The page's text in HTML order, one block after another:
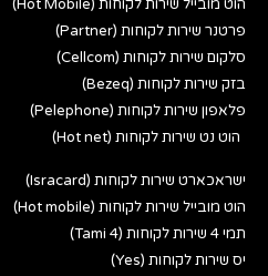
הוט מובייל שירות לקוחות (Hot Mobile)
פרטנר שירות לקוחות (Partner)
סלקום שירות לקוחות (Cellcom)
בזק שירות לקוחות (Bezeq)
פלאפון שירות לקוחות (Pelephone)
הוט נט שירות לקוחות (Hot net)
ישראכארט שירות לקוחות (Isracard)
הוט מובייל שירות לקוחות (Hot mobile)
תמי 4 שירות לקוחות (Tami 4)
יס שירות לקוחות (Yes)